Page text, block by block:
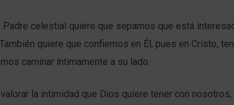
Padre celestial quiere que sepamos que está
quiere que confiemos en Él, pues en Cristo,
caminar íntimamente a su lado.
valorar la intimidad que Dios quiere tener con